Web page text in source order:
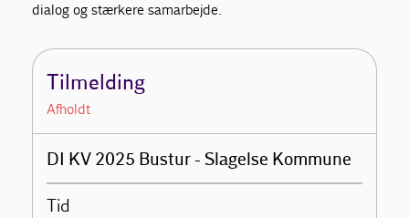
dialog og stærkere samarbejde.
Tilmelding
Afholdt
DI KV 2025 Bustur - Slagelse Kommune
Tid